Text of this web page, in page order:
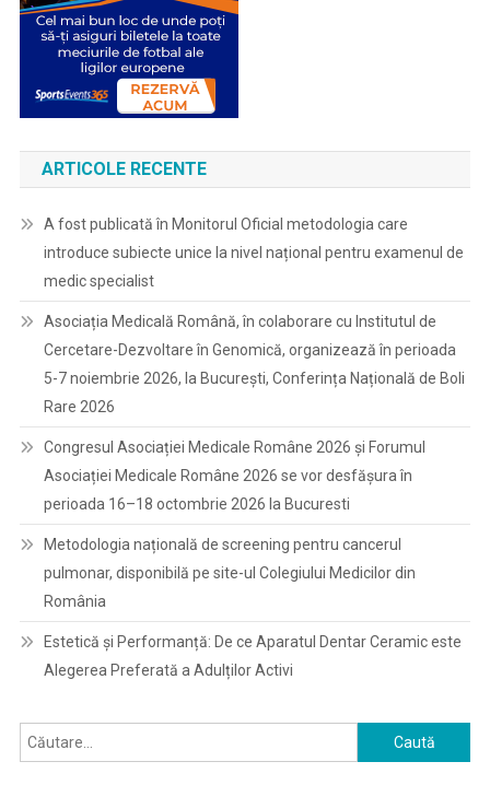
ARTICOLE RECENTE
A fost publicată în Monitorul Oficial metodologia care
introduce subiecte unice la nivel național pentru examenul de
medic specialist
Asociația Medicală Română, în colaborare cu Institutul de
Cercetare-Dezvoltare în Genomică, organizează în perioada
5-7 noiembrie 2026, la București, Conferința Națională de Boli
Rare 2026
Congresul Asociației Medicale Române 2026 și Forumul
Asociației Medicale Române 2026 se vor desfășura în
perioada 16–18 octombrie 2026 la Bucuresti
Metodologia națională de screening pentru cancerul
pulmonar, disponibilă pe site-ul Colegiului Medicilor din
România
Estetică și Performanță: De ce Aparatul Dentar Ceramic este
Alegerea Preferată a Adulților Activi
Caută
după: